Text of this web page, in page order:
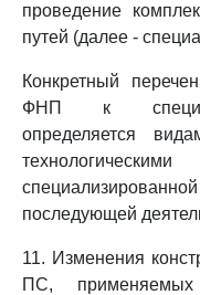
проведение
путей (далее -
Конкретный
ФНП к
определяется
последующей
11. Изменения
ПС,